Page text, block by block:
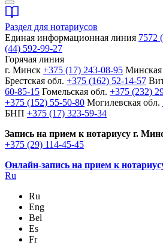
Раздел для нотариусов
Единая информационная линия 7572
(44) 592-99-27
Горячая линия
г. Минск +375 (17) 243-08-95 Минская
Брестская обл. +375 (162) 52-14-57
60-85-15 Гомельская обл. +375 (232)
+375 (152) 55-50-80 Могилевская обл.
БНП +375 (17) 323-59-34
Запись на прием к нотариусу г.
+375 (29) 114-45-45
Онлайн-запись на прием к
Ru
Ru
Eng
Bel
Es
Fr